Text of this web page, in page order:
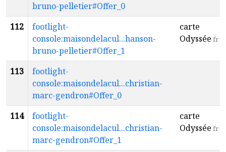
bruno-pelletier#Offer_0
112
footlight-
console:maisondelacul...hanson-
bruno-pelletier#Offer_1
carte
Odyssée fr
113
footlight-
console:maisondelacul...christian-
marc-gendron#Offer_0
114
footlight-
console:maisondelacul...christian-
marc-gendron#Offer_1
carte
Odyssée fr